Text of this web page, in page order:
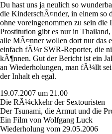
Du hast uns ja neulich so
die KinderschÃ¤nder, in einem so
ohne voreingenommen zu sein die
Prostitution gibt es nur in
alle MÃ¤nner wollen dort nur das
einfach fÃ¼r SWR-Reporter, die
kÃ¶nnen. Gut der Bericht ist ein
an Wiederholungen, man fÃ¼llt
der Inhalt eh egal.
19.07.2007 um 21.00
Die RÃ¼ckkehr der Sextouristen
Der Tsunami, die Armut und die
Ein Film von Wolfgang Luck
Wiederholung vom 29.05.2006